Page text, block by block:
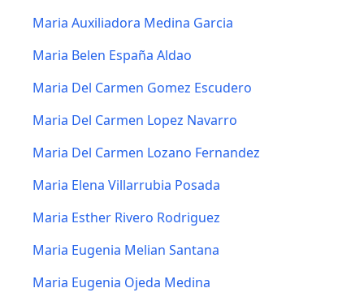
Maria Auxiliadora Medina Garcia
Maria Belen España Aldao
Maria Del Carmen Gomez Escudero
Maria Del Carmen Lopez Navarro
Maria Del Carmen Lozano Fernandez
Maria Elena Villarrubia Posada
Maria Esther Rivero Rodriguez
Maria Eugenia Melian Santana
Maria Eugenia Ojeda Medina